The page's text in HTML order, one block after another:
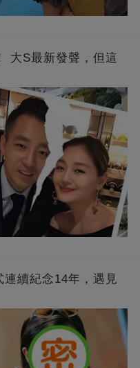
大S最新發聲，但這
續紀念14年，遇見